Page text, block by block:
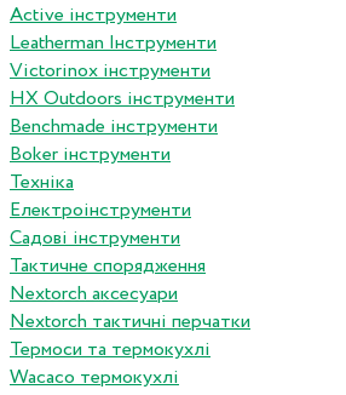
Active інструменти
Leatherman Інструменти
Victorinox інструменти
HX Outdoors інструменти
Benchmade інструменти
Boker інструменти
Техніка
Електроінструменти
Садові інструменти
Тактичне спорядження
Nextorch аксесуари
Nextorch тактичні перчатки
Термоси та термокухлі
Wacaco термокухлі